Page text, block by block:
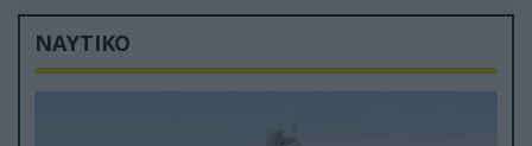
ΝΑΥΤΙΚΟ